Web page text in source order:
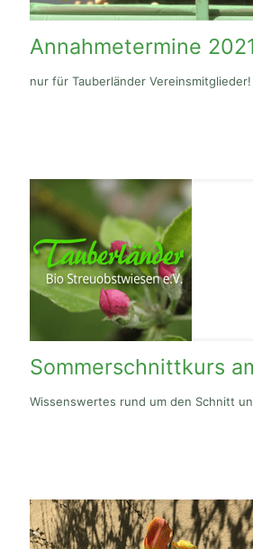
Annahmetermine 2021
nur für Tauberländer Vereinsmitglieder!
Sommerschnittkurs
Wissenswertes rund um den Schnitt